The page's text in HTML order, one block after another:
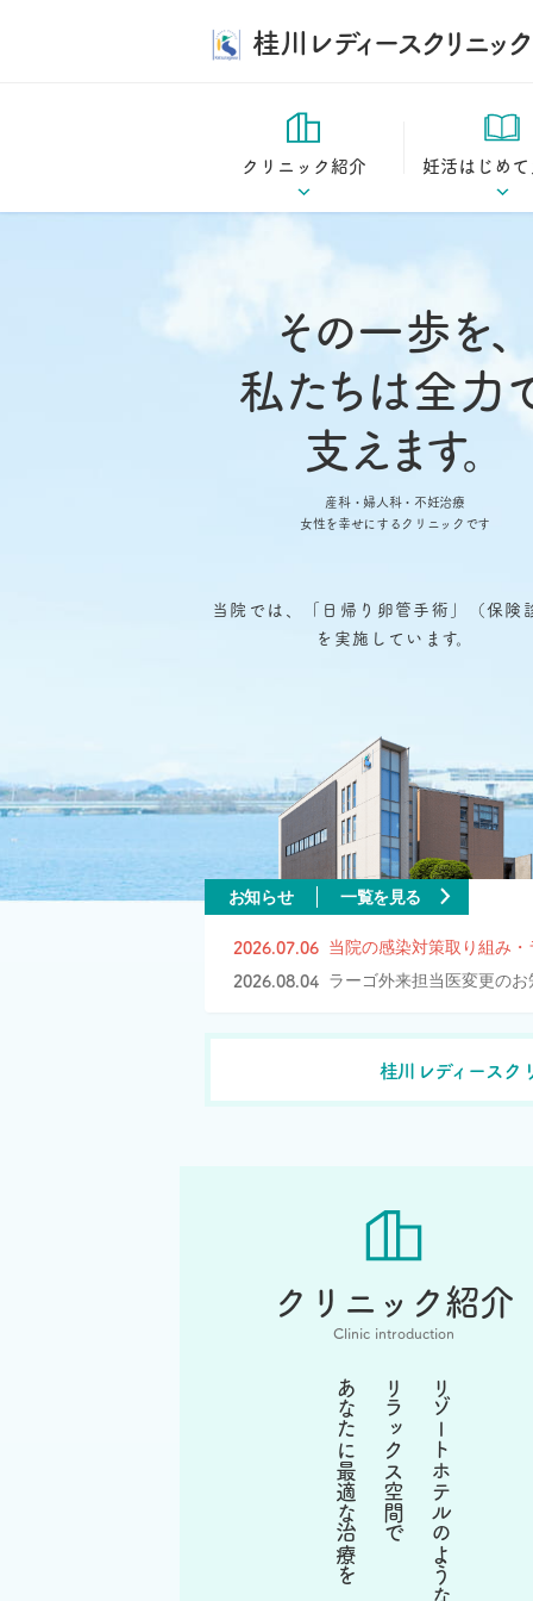
桂川レディースクリニック
クリニック紹介
当院の特長
施設案内
桂川ストーリー
妊活はじめ
妊活コラム
その一歩を、
私たちは全力
支えます。
産科・婦人科・不妊治療
女性を幸せにするクリニックです
当院では、「日帰り卵管手術」（保険
を実施しています。
お知らせ 一覧を見る
2026.07.06 当院の感染対策取り組み
2026.08.04 ラーゴ外来担当医変更の
桂川レディース
クリニック紹介
Clinic introduction
リゾートホテルのような
リラックス空間で
あなたに最適な治療を